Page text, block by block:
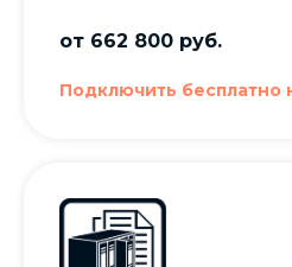
от 662 800 руб.
Подключить бесплатно